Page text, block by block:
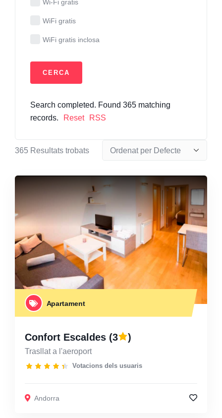
Wi-Fi gratis
WiFi gratis
WiFi gratis inclosa
Search completed. Found 365 matching
records.
Reset RSS
365 Resultats trobats
Apartament
Confort Escaldes (3 )
Trasllat a l'aeroport
Votacions dels usuaris
Andorra